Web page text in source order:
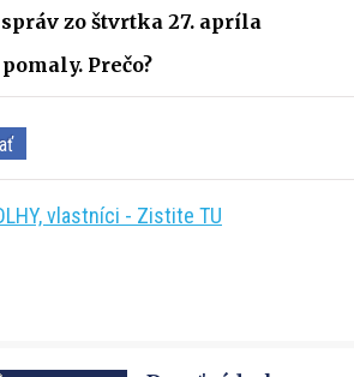
zo štvrtka 27. apríla
Prečo?
vlastníci - Zistite TU